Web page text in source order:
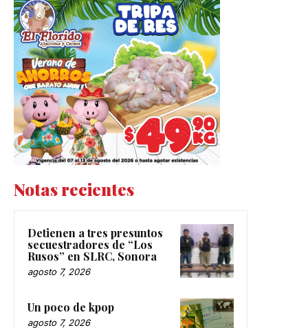
Notas recientes
Detienen a tres presuntos
secuestradores de “Los
Rusos” en SLRC, Sonora
agosto 7, 2026
Un poco de kpop
agosto 7, 2026